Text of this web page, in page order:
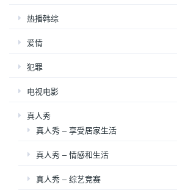
热播韩综
爱情
犯罪
电视电影
真人秀
真人秀 – 享受居家生活
真人秀 – 情感和生活
真人秀 – 综艺竞赛